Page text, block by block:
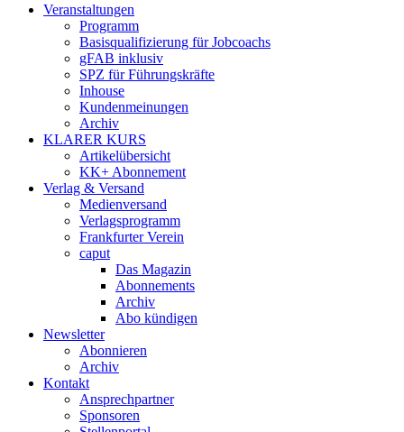
Veranstaltungen
Programm
Basisqualifizierung für Jobcoachs
gFAB inklusiv
SPZ für Führungskräfte
Inhouse
Kundenmeinungen
Archiv
KLARER KURS
Artikelübersicht
KK+ Abonnement
Verlag & Versand
Medienversand
Verlagsprogramm
Frankfurter Verein
caput
Das Magazin
Abonnements
Archiv
Abo kündigen
Newsletter
Abonnieren
Archiv
Kontakt
Ansprechpartner
Sponsoren